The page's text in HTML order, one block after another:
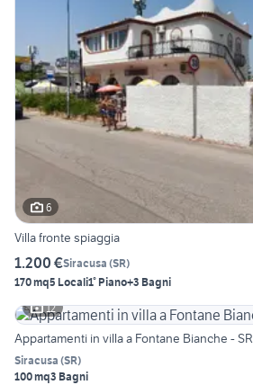
6
Villa fronte spiaggia
1.200 €Siracusa (SR)
170 mq5 Locali1° Piano+3 Bagni
12
Appartamenti in villa a Fontane Bianche - SR
Siracusa (SR)
100 mq3 Bagni